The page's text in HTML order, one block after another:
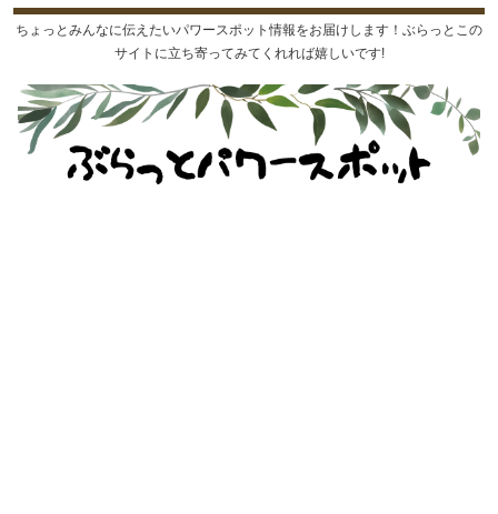
ちょっとみんなに伝えたいパワースポット情報をお届けします！ぶらっとこの
サイトに立ち寄ってみてくれれば嬉しいです!